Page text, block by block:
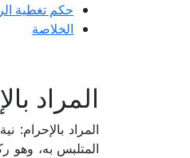
حكم تغطية
الخلاصة
المراد
المراد بالإحرام:
المتلبس به، وهو